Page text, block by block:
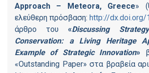
Approach – Meteora, Greece»
ελεύθερη πρόσβαση: http://
άρθρο του«Discussing
Conservation: a Living Heritage
Example of Strategic Innovation»
«Outstanding Paper» στα βραβεία